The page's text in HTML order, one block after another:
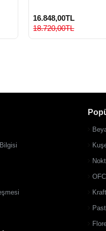
16.848,00TL
18.720,00TL